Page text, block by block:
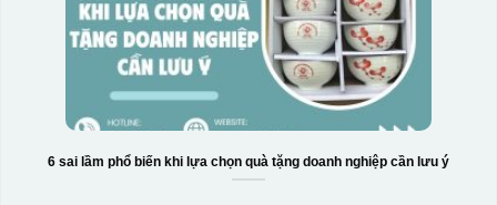
6 sai lầm phổ biến khi lựa chọn quà tặng doanh nghiệp cần lưu ý